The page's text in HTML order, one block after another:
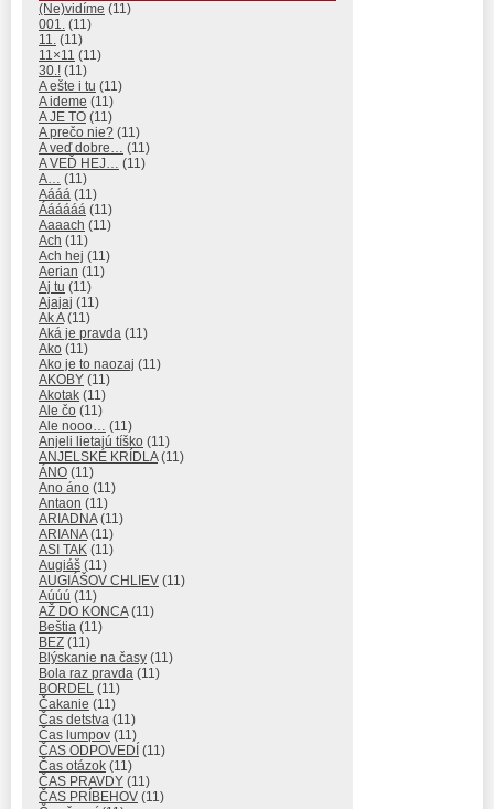
(Ne)vidíme (11)
001. (11)
11. (11)
11×11 (11)
30.! (11)
A ešte i tu (11)
A ideme (11)
A JE TO (11)
A prečo nie? (11)
A veď dobre… (11)
A VEĎ HEJ… (11)
A… (11)
Aááá (11)
Áááááá (11)
Aaaach (11)
Ach (11)
Ach hej (11)
Aerian (11)
Aj tu (11)
Ajajaj (11)
Ak A(11)
Aká je pravda (11)
Ako (11)
Ako je to naozaj (11)
AKOBY (11)
Akotak (11)
Ale čo (11)
Ale nooo… (11)
Anjeli lietajú tíško (11)
ANJELSKÉ KRÍDLA(11)
ÁNO (11)
Ano áno (11)
Antaon (11)
ARIADNA(11)
ARIANA(11)
ASI TAK (11)
Augiáš (11)
AUGIÁŠOV CHLIEV (11)
Aúúú (11)
AŽ DO KONCA(11)
Beštia (11)
BEZ (11)
Blýskanie na časy (11)
Bola raz pravda (11)
BORDEL (11)
Čakanie (11)
Čas detstva (11)
Čas lumpov (11)
ČAS ODPOVEDÍ (11)
Čas otázok (11)
ČAS PRAVDY (11)
ČAS PRÍBEHOV (11)